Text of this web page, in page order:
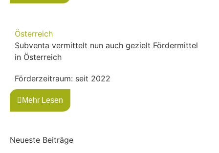
Österreich
Subventa vermittelt nun auch gezielt Fördermittel
in Österreich
Förderzeitraum: seit 2022
Mehr Lesen
Neueste Beiträge